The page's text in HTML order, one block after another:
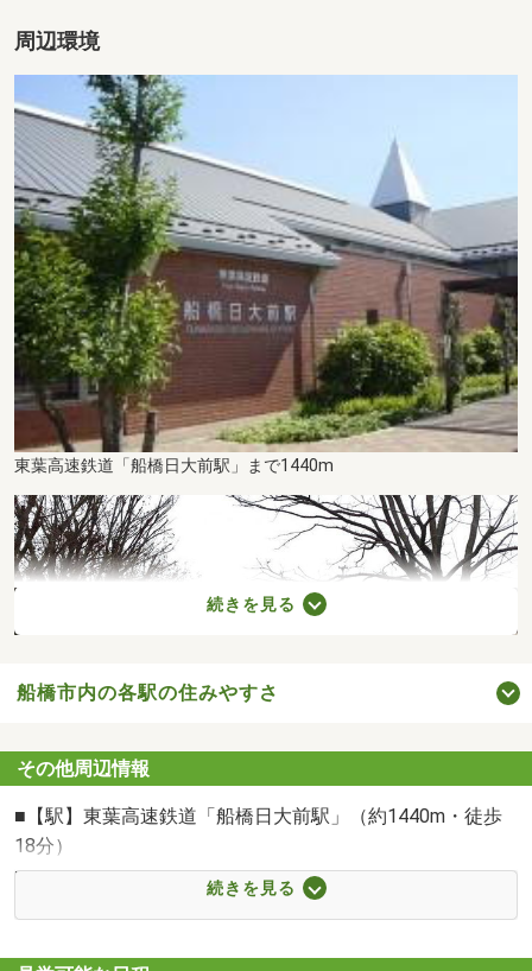
周辺環境
東葉高速鉄道「船橋日大前駅」まで1440m
船橋市立習志野台第二小学校まで350m
続きを見る
船橋市内の各駅の住みやすさ
その他周辺情報
■【駅】東葉高速鉄道「船橋日大前駅」（約1440m・徒歩
18分）
■【小学校】船橋市立習志野台第二小学校（約350m・徒歩
分）
続きを見る